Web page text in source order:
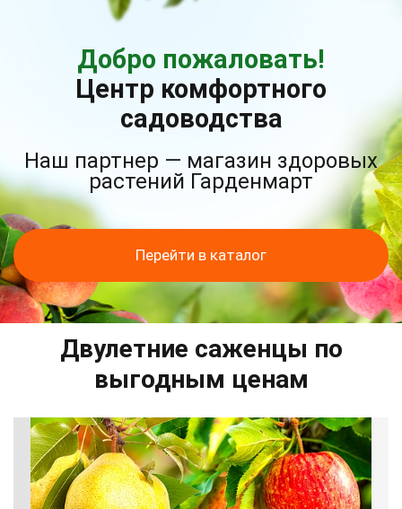
Добро пожаловать!
Центр комфортного
садоводства
Наш партнер — магазин здоровых
растений Гарденмарт
Перейти в каталог
Двулетние саженцы по
выгодным ценам